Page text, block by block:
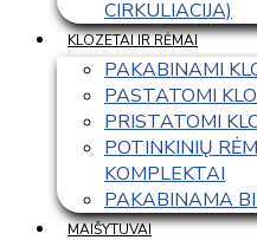
CIRKULIACIJA)
KLOZETAI IR RĖMAI
PAKABINAMI
PASTATOMI
PRISTATOMI
POTINKINIŲ
KOMPLEKTAI
PAKABINAMA
MAIŠYTUVAI